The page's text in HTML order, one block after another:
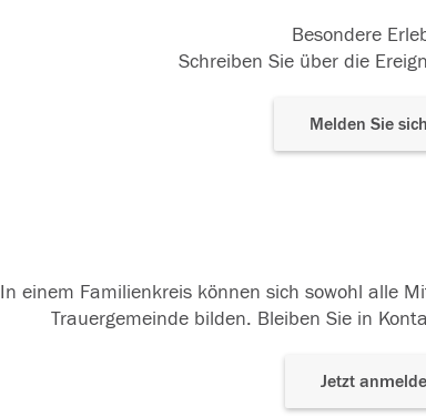
Besondere
Schreiben Sie über die
Melden Sie
In einem Familienkreis können sich sowohl alle
Trauergemeinde bilden. Bleiben Sie in
Jetzt